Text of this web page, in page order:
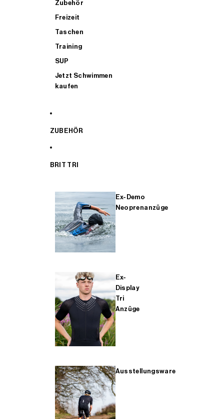
Zubehör
Freizeit
Taschen
Training
SUP
Jetzt Schwimmen
kaufen
ZUBEHÖR
BRIT TRI
Ex-Demo
Neoprenanzüge
Ex-
Display
Tri
Anzüge
Ausstellungsware